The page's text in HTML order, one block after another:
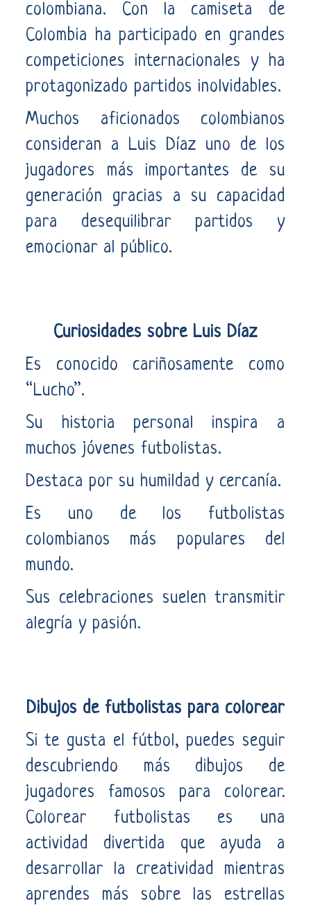
colombiana. Con la camiseta de
Colombia ha participado en grandes
competiciones internacionales y ha
protagonizado partidos inolvidables.
Muchos aficionados colombianos
consideran a Luis Díaz uno de los
jugadores más importantes de su
generación gracias a su capacidad
para desequilibrar partidos y
emocionar al público.
Curiosidades sobre Luis Díaz
Es conocido cariñosamente como
“Lucho”.
Su historia personal inspira a
muchos jóvenes futbolistas.
Destaca por su humildad y cercanía.
Es uno de los futbolistas
colombianos más populares del
mundo.
Sus celebraciones suelen transmitir
alegría y pasión.
Dibujos de futbolistas para colorear
Si te gusta el fútbol, puedes seguir
descubriendo más dibujos de
jugadores famosos para colorear.
Colorear futbolistas es una
actividad divertida que ayuda a
desarrollar la creatividad mientras
aprendes más sobre las estrellas